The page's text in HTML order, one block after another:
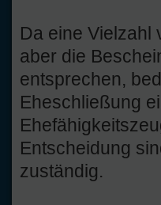
Da eine Vielzahl
aber die
entsprechen,
Eheschließung
Entscheidung
zuständig.